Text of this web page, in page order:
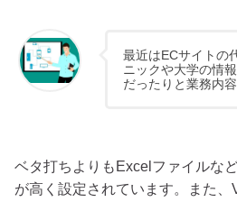
最近はECサイトの
ニックや大学の情
だったりと業務内容
ベタ打ちよりもExcelファイルな
が高く設定されています。また